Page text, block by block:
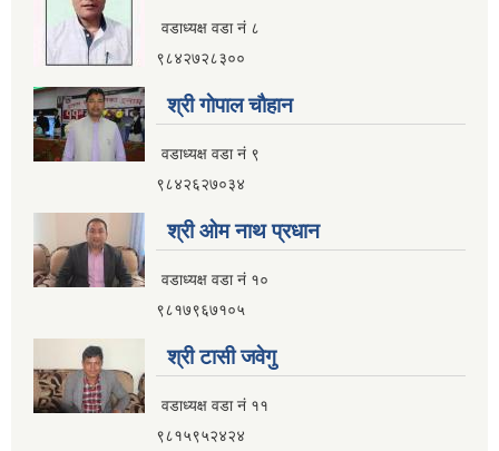
वडाध्यक्ष वडा नं ८
९८४२७२८३००
श्री गाेपाल चाैहान
वडाध्यक्ष वडा नं ९
९८४२६२७०३४
श्री ओम नाथ प्रधान
वडाध्यक्ष वडा नं १०
९८१७९६७१०५
श्री टासी जवेगु
वडाध्यक्ष वडा नं ११
९८१५९५२४२४